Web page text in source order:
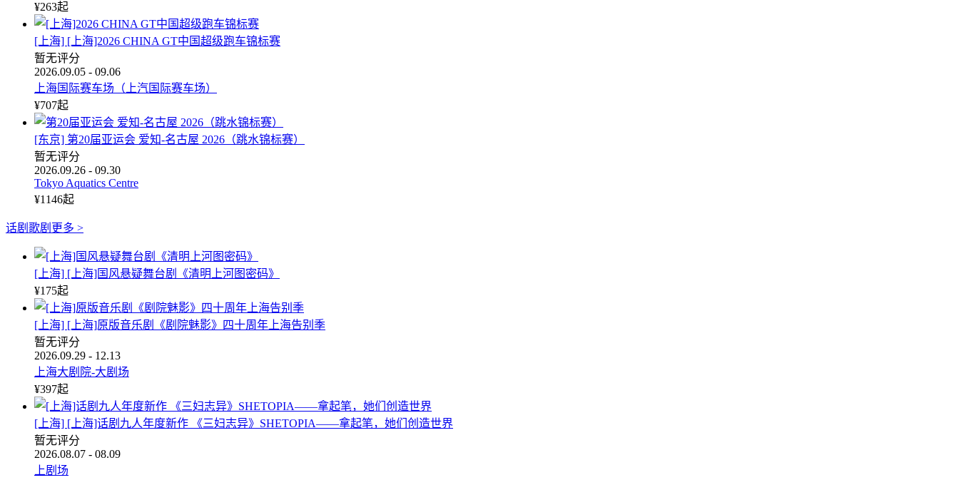
¥263起
[上海] [上海]2026 CHINA GT中国超级跑车锦标赛
暂无评分
2026.09.05 - 09.06
上海国际赛车场（上汽国际赛车场）
¥707起
[东京] 第20届亚运会 爱知-名古屋 2026（跳水锦标赛）
暂无评分
2026.09.26 - 09.30
Tokyo Aquatics Centre
¥1146起
话剧歌剧 更多 >
[上海] [上海]国风悬疑舞台剧《清明上河图密码》
¥175起
[上海] [上海]原版音乐剧《剧院魅影》四十周年上海告别季
暂无评分
2026.09.29 - 12.13
上海大剧院-大剧场
¥397起
[上海] [上海]话剧九人年度新作 《三妇志异》SHETOPIA——拿起笔，她们创造世界
暂无评分
2026.08.07 - 08.09
上剧场